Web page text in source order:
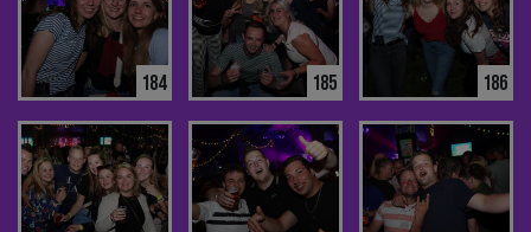
184 185 186